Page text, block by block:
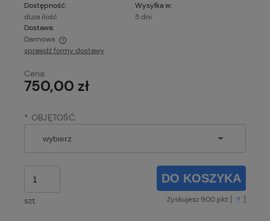
Dostępność:
duża ilość
Wysyłka w:
5 dni
Dostawa:
Darmowa
Cena nie zawiera ewentualnych kosztów płatności
sprawdź formy dostawy
Cena:
750,00 zł
* OBJĘTOŚĆ:
szt.
DO KOSZYKA
Zyskujesz 900 pkt [ ? ]